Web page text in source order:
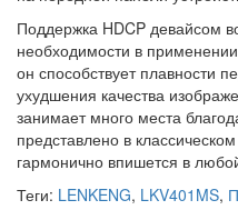
Поддержка HDCP девайсом
необходимости в
он способствует плавности
ухудшения качества
занимает много места
представлено в
гармонично впишется в
Теги: LENKENG, LKV401MS,